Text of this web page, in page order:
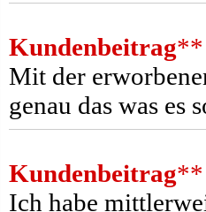
Kundenbeitrag**
Mit der
genau das was es
Kundenbeitrag**
Ich habe